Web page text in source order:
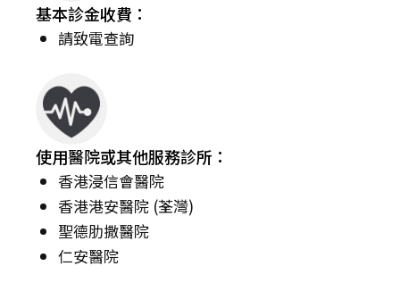
基本診金收費：
請致電查詢
使用醫院或其他服務診所：
香港浸信會醫院
香港港安醫院 (荃灣)
聖德肋撒醫院
仁安醫院